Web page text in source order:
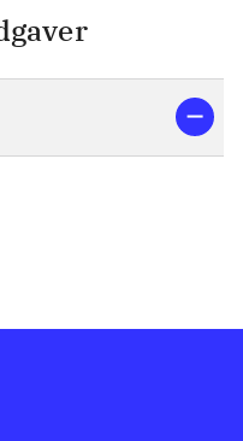
som
at
af
af en